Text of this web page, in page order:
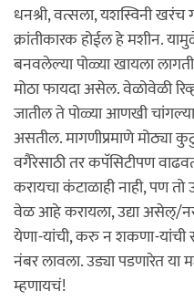
धनश्री, वत्सला, यशस्विनी
क्रांतीकारक होईल हे मशीन.
बनवलेल्या पोळ्या खायला
मोठा फायदा असेल. वेळोवेळी
जातील ते पोळ्या आणखी
असतील. मागणीप्रमाणे मोठ्या
वगैरेसाठी तर कपॅसिटीपण
करायचा कंटाळाही नाही, पण
वेळ आहे करायला, उद्या असेल्/
येणा-यांची, करु न शकणा-यांची
नंबर लावला. उड्या पडणारेत या
म्हणायचं!